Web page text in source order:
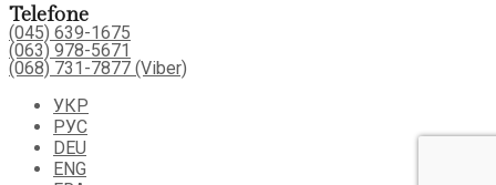
Telefone
(045) 639-1675
(063) 978-5671
(068) 731-7877 (Viber)
УКР
РУС
DEU
ENG